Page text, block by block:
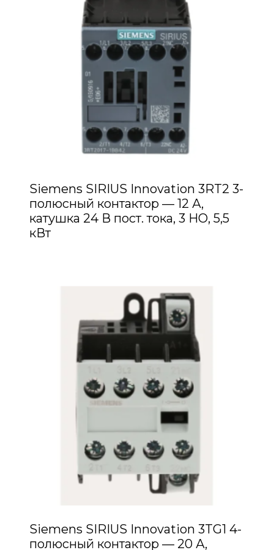
Siemens SIRIUS Innovation 3RT2 3-
полюсный контактор — 12 А,
катушка 24 В пост. тока, 3 НО, 5,5
кВт
Siemens SIRIUS Innovation 3TG1 4-
полюсный контактор — 20 А,